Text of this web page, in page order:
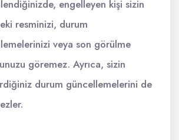
engelleyen kişi sizin
resminizi, durum
veya son görülme
göremez. Ayrıca, sizin
durum güncellemelerini de